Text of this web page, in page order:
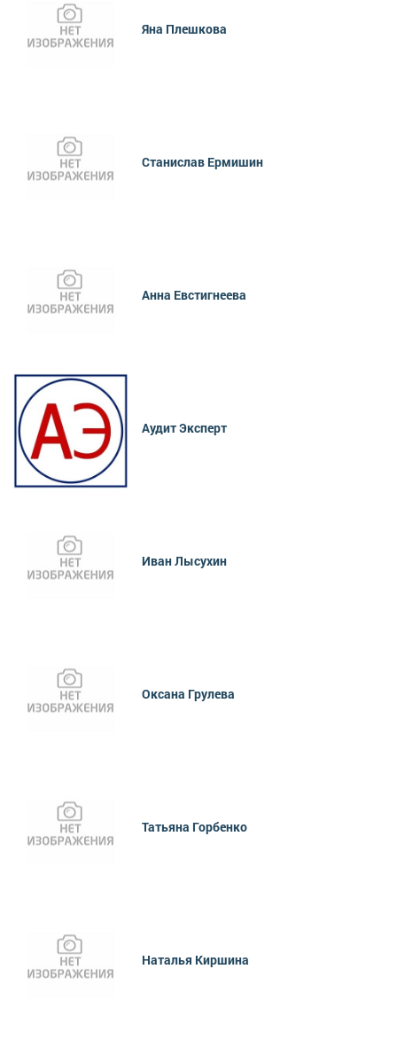
Яна Плешкова
Станислав Ермишин
Анна Евстигнеева
Аудит Эксперт
Иван Лысухин
Оксана Грулева
Татьяна Горбенко
Наталья Киршина